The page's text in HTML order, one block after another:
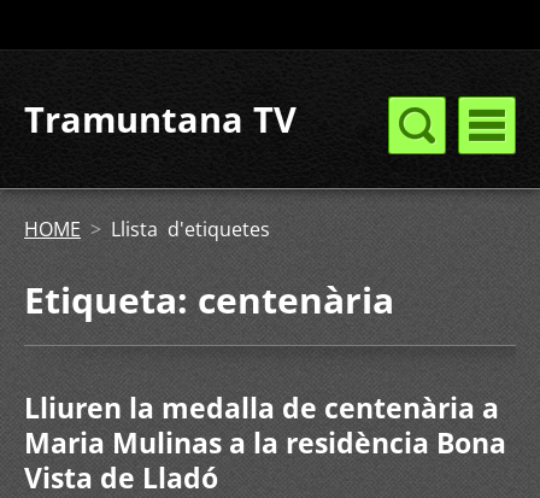
Tramuntana TV
HOME > Llista d'etiquetes
Etiqueta: centenària
Lliuren la medalla de centenària a
Maria Mulinas a la residència Bona
Vista de Lladó